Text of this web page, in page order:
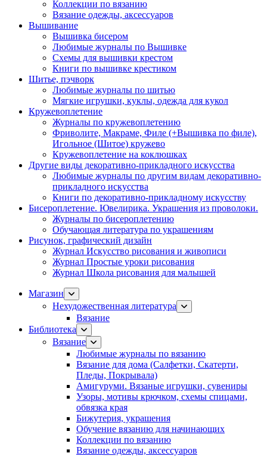
Коллекции по вязанию
Вязание одежды, аксессуаров
Вышивание
Вышивка бисером
Любимые журналы по Вышивке
Схемы для вышивки крестом
Книги по вышивке крестиком
Шитье, пэчворк
Любимые журналы по шитью
Мягкие игрушки, куклы, одежда для кукол
Кружевоплетение
Журналы по кружевоплетению
Фриволите, Макраме, Филе (+Вышивка по филе),
Игольное (Шитое) кружево
Кружевоплетение на коклюшках
Другие виды декоративно-прикладного искусства
Любимые журналы по другим видам декоративно-
прикладного искусства
Книги по декоративно-прикладному искусству
Бисероплетение. Ювелирика. Украшения из проволоки.
Журналы по бисероплетению
Обучающая литература по украшениям
Рисунок, графический дизайн
Журнал Искусство рисования и живописи
Журнал Простые уроки рисования
Журнал Школа рисования для малышей
Магазин
Нехудожественная литература
Вязание
Библиотека
Вязание
Любимые журналы по вязанию
Вязание для дома (Салфетки, Скатерти,
Пледы, Покрывала)
Амигуруми. Вязаные игрушки, сувениры
Узоры, мотивы крючком, схемы спицами,
обвязка края
Бижутерия, украшения
Обучение вязанию для начинающих
Коллекции по вязанию
Вязание одежды, аксессуаров